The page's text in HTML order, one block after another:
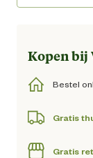
Kopen bij
Bestel
Gratis
Gratis